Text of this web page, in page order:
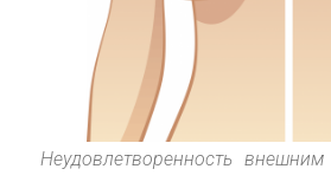
Неудовлетворенность